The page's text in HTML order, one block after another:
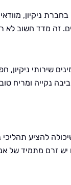
ניקיון,
זה מדד חשוב לא
שירותי ניקיון,
נקייה ומריח
להציע תהליכי
יש זרם מתמיד של